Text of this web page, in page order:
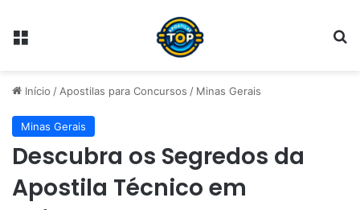
Menu
Início / Apostilas para Concursos / Minas Gerais
Minas Gerais
Descubra os Segredos da
Apostila Técnico em